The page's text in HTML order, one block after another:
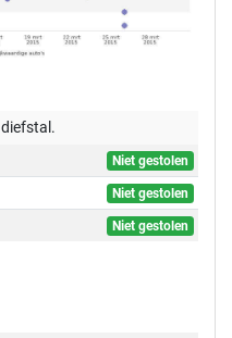
diefstal.
Niet gestolen
Niet gestolen
Niet gestolen